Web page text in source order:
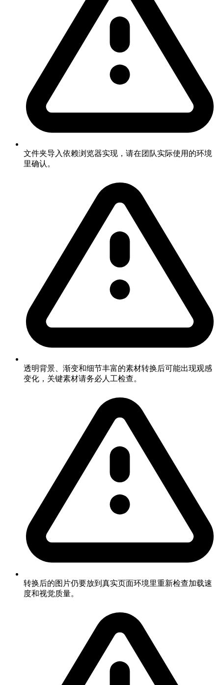
文件夹导入依赖浏览器实现，请在团队实际使用的环境
里确认。
透明背景、渐变和细节丰富的素材转换后可能出现观感
变化，关键素材请务必人工检查。
转换后的图片仍要放到真实页面环境里重新检查加载速
度和视觉质量。